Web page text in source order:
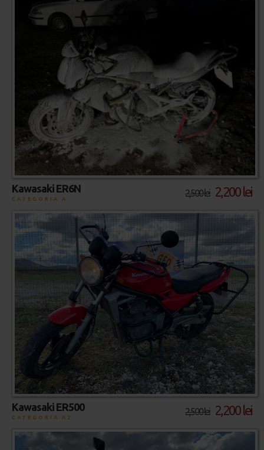
2,500 lei 2,200 lei
Kawasaki ER6N
CATEGORIA A
2,500 lei 2,200 lei
Kawasaki ER500
CATEGORIA A2